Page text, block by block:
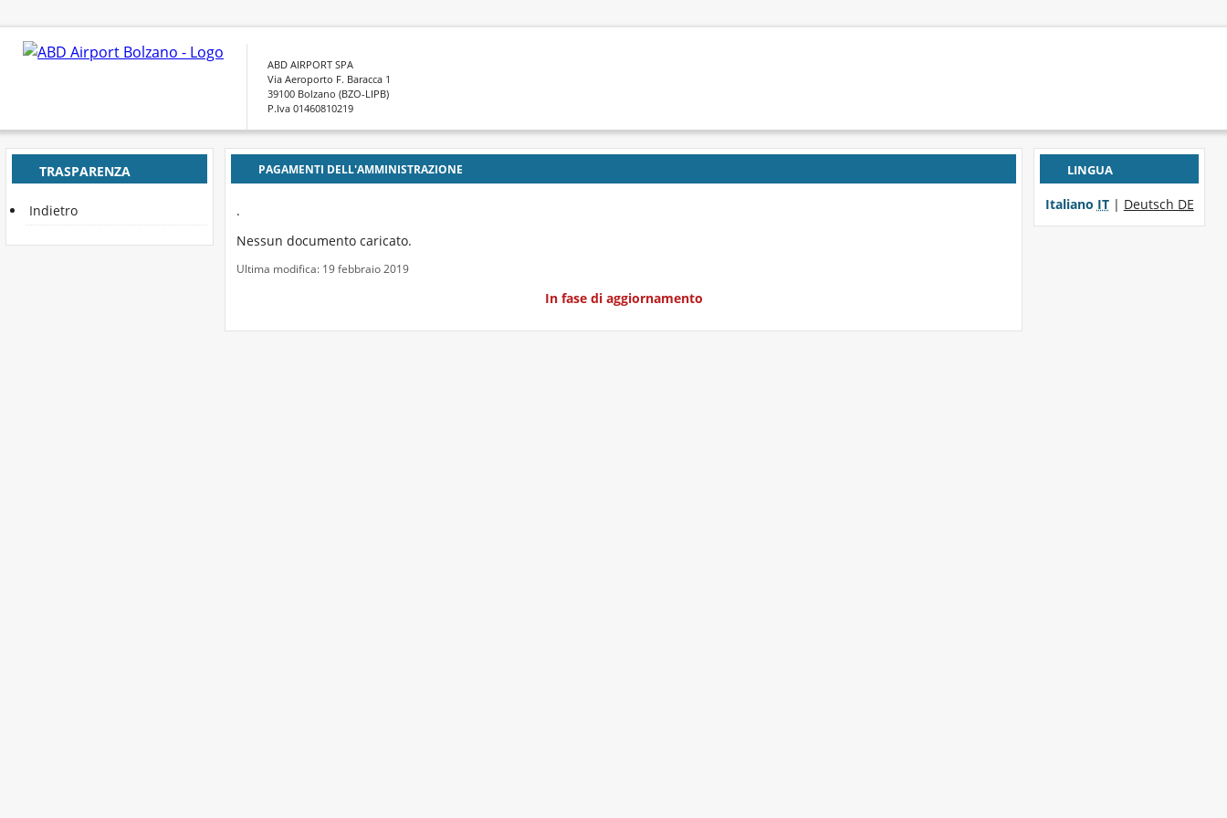
ABD AIRPORT SPA
Via Aeroporto F. Baracca 1
39100 Bolzano (BZO-LIPB)
P.Iva 01460810219
TRASPARENZA
Indietro
PAGAMENTI DELL'AMMINISTRAZIONE
.
Nessun documento caricato.
Ultima modifica: 19 febbraio 2019
In fase di aggiornamento
LINGUA
Italiano IT| Deutsch DE